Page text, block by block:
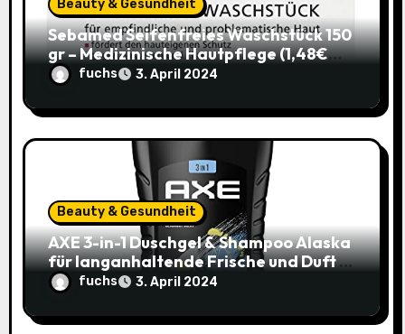
i
o
n
Beauty & Gesundheit
Sebamed Seifenfreies Waschstück 150
gr – Medizinische Hautpflege (1,48€
statt 1,99€)
fuchs 3. April 2024
Beauty & Gesundheit
AXE 3-in-1 Duschgel & Shampoo Alaska
für langanhaltende Frische und Duft –
Sparangebot nur 1,79€ statt 2,65€
fuchs 3. April 2024